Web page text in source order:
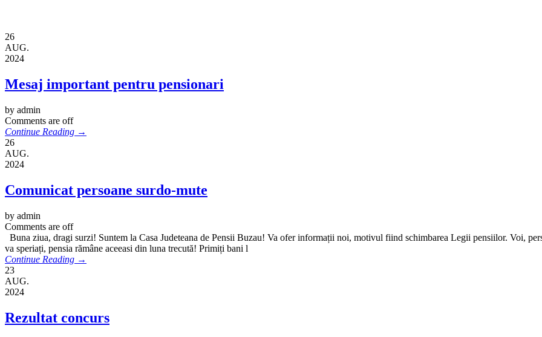
26
AUG.
2024
Mesaj important pentru pensionari
by admin
Comments are off
Continue Reading →
26
AUG.
2024
Comunicat persoane surdo-mute
by admin
Comments are off
Buna ziua, dragi surzi! Suntem la Casa Judeteana de Pensii Buzau! Va ofer informații noi, motivul fiind schimbarea Legii pensiilor. Voi,
va speriați, pensia rămâne aceeasi din luna trecută! Primiți bani l
Continue Reading →
23
AUG.
2024
Rezultat concurs